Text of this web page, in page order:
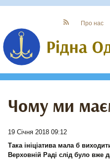
Про нас
Чому ми
19 Січня 2018 09:12
Така ініціатива мала б
Верховній Раді слід було вже